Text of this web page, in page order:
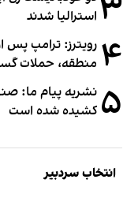
۳ استرالیا شدند
۴ رویترز: ترامپ پس
منطقه، حملات
۵ نشریه پیام ما:
کشیده شده است
انتخاب سردبیر